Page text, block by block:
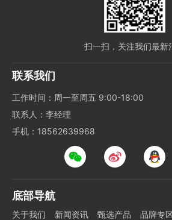
扫一扫，关注我们最新
联系我们
工作时间：周一至周五 9:00-18:00
联系人：李经理
手机：18562639968
底部导航
关于我们 新闻资讯 甄选产品 品牌专